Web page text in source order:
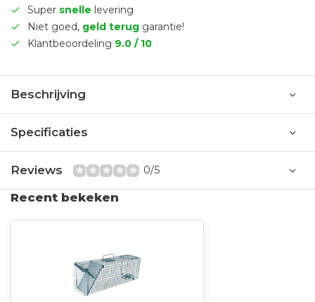
Super snelle levering
Niet goed, geld terug garantie!
Klantbeoordeling 9.0 / 10
Beschrijving
Specificaties
Reviews 0/5
Recent bekeken